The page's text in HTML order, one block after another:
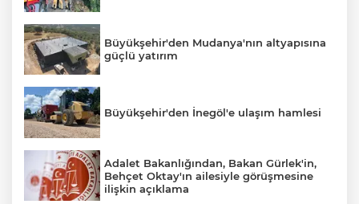
Büyükşehir'den Mudanya'nın altyapısına
güçlü yatırım
Büyükşehir'den İnegöl'e ulaşım hamlesi
Adalet Bakanlığından, Bakan Gürlek'in,
Behçet Oktay'ın ailesiyle görüşmesine
ilişkin açıklama